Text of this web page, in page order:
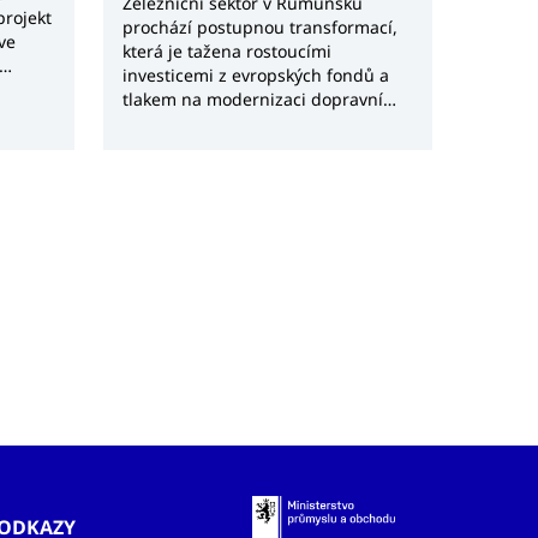
prochází postupnou transformací,
která je tažena rostoucími
investicemi z evropských fondů a
tlakem na modernizaci dopravní